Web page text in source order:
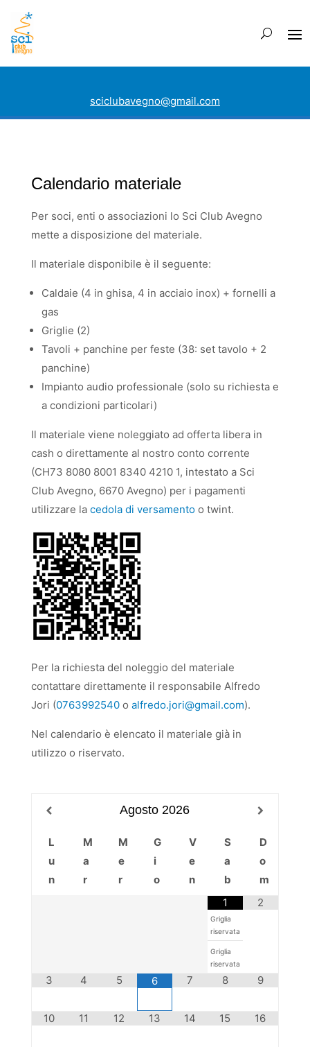
sciclubavegno@gmail.com
Calendario materiale
Per soci, enti o associazioni lo Sci Club Avegno
mette a disposizione del materiale.
Il materiale disponibile è il seguente:
Caldaie (4 in ghisa, 4 in acciaio inox) + fornelli a
gas
Griglie (2)
Tavoli + panchine per feste (38: set tavolo + 2
panchine)
Impianto audio professionale (solo su richiesta e
a condizioni particolari)
Il materiale viene noleggiato ad offerta libera in
cash o direttamente al nostro conto corrente
(CH73 8080 8001 8340 4210 1, intestato a Sci
Club Avegno, 6670 Avegno) per i pagamenti
utilizzare la cedola di versamentoo twint.
Per la richiesta del noleggio del materiale
contattare direttamente il responsabile Alfredo
Jori (0763992540 o alfredo.jori@gmail.com).
Nel calendario è elencato il materiale già in
utilizzo o riservato.
Agosto 2026
L
u
n
M
a
r
M
e
r
G
i
o
V
e
n
S
a
b
D
o
m
1
Griglia
riservata
Griglia
riservata
2
3 4 5 6 7 8 9
10 11 12 13 14 15 16